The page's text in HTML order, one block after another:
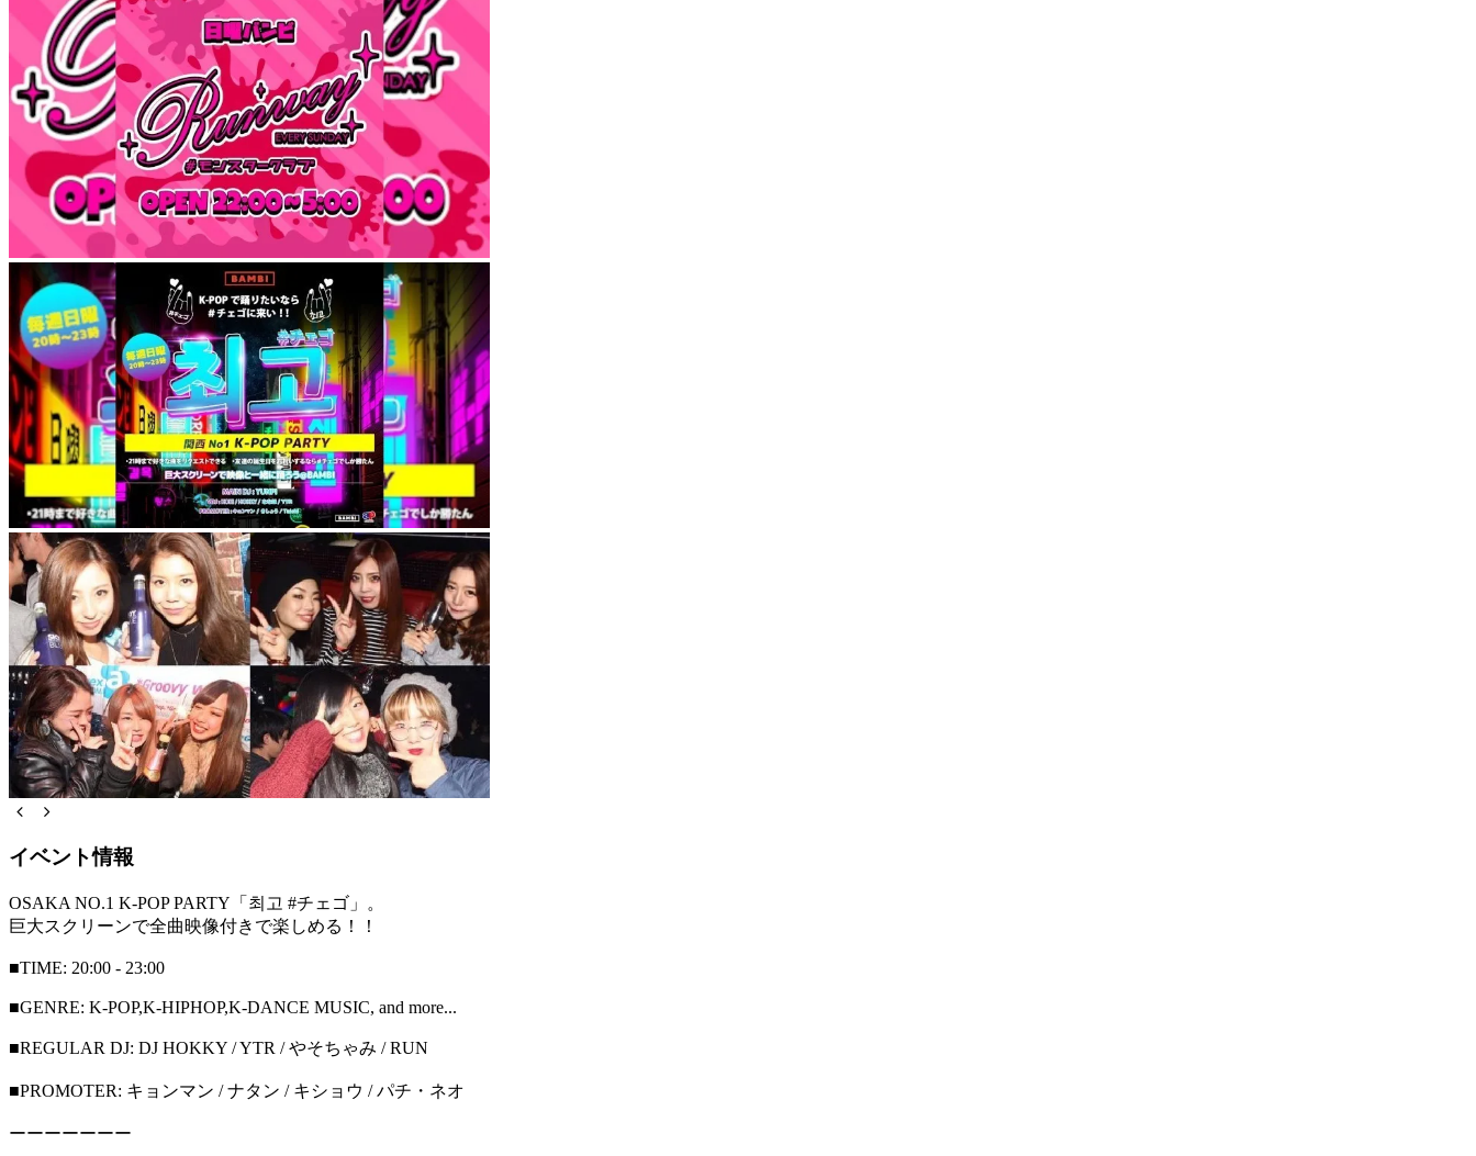
イベント情報
OSAKA NO.1 K-POP PARTY「최고 #チェゴ」。
巨大スクリーンで全曲映像付きで楽しめる！！
■TIME: 20:00 - 23:00
■GENRE: K-POP,K-HIPHOP,K-DANCE MUSIC, and more...
■REGULAR DJ: DJ HOKKY / YTR / やそちゃみ / RUN
■PROMOTER: キョンマン / ナタン / キショウ / パチ・ネオ
ーーーーーーー